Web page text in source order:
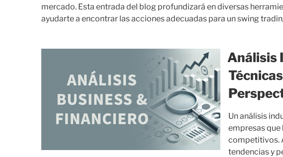
mercado. Esta entrada del blog profundizará en diversas
ayudarte a encontrar las acciones adecuadas para un swing
Análisis
Un análisis
empresas
competitivos.
tendencias y